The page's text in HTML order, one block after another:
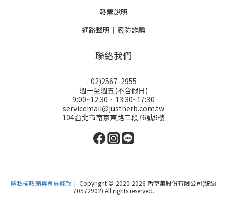
發票說明
通路聲明｜嚴防詐騙
聯絡我們
02)2567-2955
週一至週五(不含假日)
9:00~12:30、13:30~17:30
servicemail@justherb.com.tw
104台北市南京東路二段76號9樓
隱私權政策與會員條款 | Copyright © 2020-2026 香草集股份有限公司(統編
70572902) All rights reserved.